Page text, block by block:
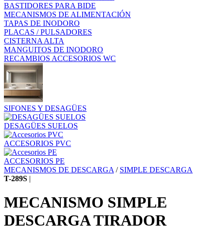
BASTIDORES PARA BIDE
MECANISMOS DE ALIMENTACIÓN
TAPAS DE INODORO
PLACAS / PULSADORES
CISTERNA ALTA
MANGUITOS DE INODORO
RECAMBIOS ACCESORIOS WC
SIFONES Y DESAGÜES
DESAGÜES SUELOS
ACCESORIOS PVC
ACCESORIOS PE
MECANISMOS DE DESCARGA / SIMPLE DESCARGA
T-289S |
MECANISMO SIMPLE
DESCARGA TIRADOR